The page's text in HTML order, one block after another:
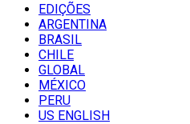
EDIÇÕES
ARGENTINA
BRASIL
CHILE
GLOBAL
MÉXICO
PERU
US ENGLISH